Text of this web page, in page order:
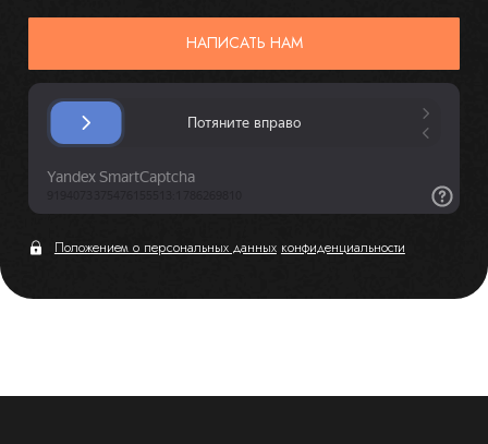
НАПИСАТЬ НАМ
Положением о персональных данных конфиденциальности